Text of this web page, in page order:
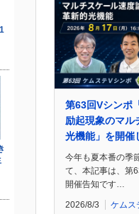
第63回Vシンポ
励起現象のマル
光機能」を開催
今年も夏本番の季
て、本記事は、第
開催告知です…
2026/8/3 ケムス